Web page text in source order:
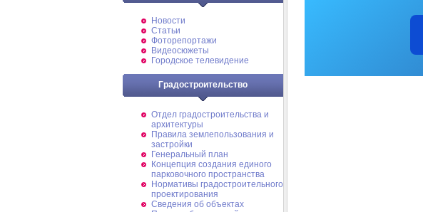
Новости
Статьи
Фоторепортажи
Видеосюжеты
Городское телевидение
Градостроительство
Отдел градостроительства и
архитектуры
Правила землепользования и
застройки
Генеральный план
Концепция создания единого
парковочного пространства
Нормативы градостроительного
проектирования
Сведения об объектах